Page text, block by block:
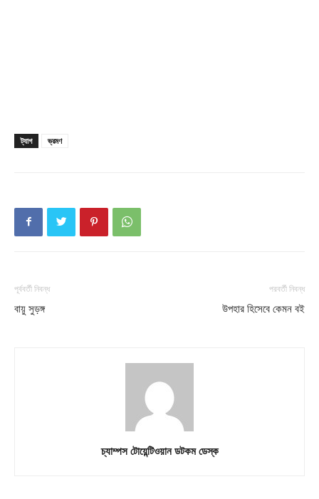
ট্যাগ ভ্রমণ
পূর্ববর্তী নিবন্ধ
বায়ু সুড়ঙ্গ
পরবর্তী নিবন্ধ
উপহার হিসেবে কেমন বই
চ্যাম্পস টোয়েন্টিওয়ান ডটকম ডেস্ক